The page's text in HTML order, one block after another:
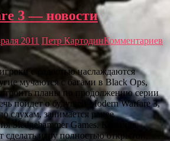
3 — новости
2011 Петр КартодинКомментариев
с радостью наслаждаются
мучаются с багами в Black Ops,
планы по продолжению серии
пойдет о будущей Modern Warfare 3,
слухам, занимается ранее
Sledgehammer Games. Команда
сделать игру полностью открытой,